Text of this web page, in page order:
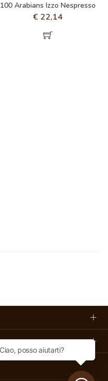
100 Arabians Izzo Nespresso
€ 22,14